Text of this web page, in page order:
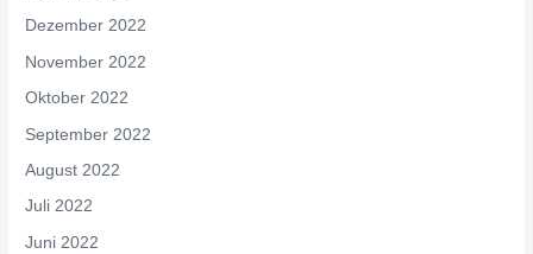
Dezember 2022
November 2022
Oktober 2022
September 2022
August 2022
Juli 2022
Juni 2022